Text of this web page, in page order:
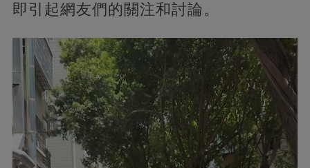
即引起網友們的關注和討論。